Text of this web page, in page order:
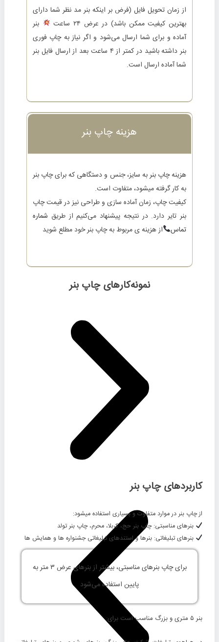
از زمان تحویل فایل (فرض بر اینکه بنر مد نظر شما دارای
بهترین کیفیت ممکن باشد) در عرض ۲۴ ساعت
بنر
آماده و برای شما ارسال می‌شود و اگر نیاز بهچاپ فوری
بنرداشته باشید در کمتر از۴ ساعت
بعد از ارسال فایل بنر
شما آماده ارسال است.
هزینه چاپ بنر
هزینه چاپ بنر به سایز، جنس و دستگاهی که برای چاپ بنر
به کار گرفته میشود، متفاوت است.
کیفیت چاپ، زمان آماده سازی و طراحی نیز در قیمت چاپ
بنر تایر دارد. در نتیجه پیشنهاد می‌کنیم از طریق شماره
تماس
از هزینه ی مربوط به چاپ بنر خود مطلع شوید
نمونه‌کارهای چاپ بنر
کاربردهای چاپ بنر
از چاپ بنر در موارد متفاوت و بسیاری استفاده میشود:
بنرهای مناسبتی:چاپ بنر حج، کربلا، محرم، چاپ بنر تولد
بنرهای تبلیغاتی: بنرها و استندهای تبلیغاتی جشنواره ها و همایش ها
برای چاپ بنرهای مناسبتی، بیشتر از بنرهای عرض ۳ متر به
پایین استفاده می‌شود
بنر ۵ متری و بزرگ مناسب است برای: